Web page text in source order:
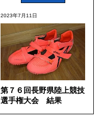
2023年7月11日
第７６回長野県陸上競技
選手権大会 結果